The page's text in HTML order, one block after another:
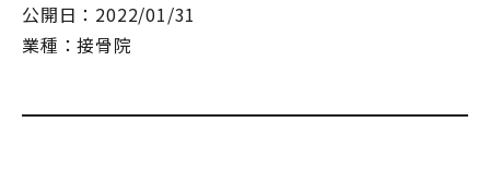
公開日：2022/01/31
業種：接骨院